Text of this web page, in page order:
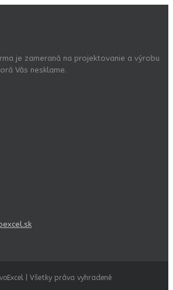
je zameraná na projektovanie a výrobu
Vás nesklame.
| Všetky práva vyhradené